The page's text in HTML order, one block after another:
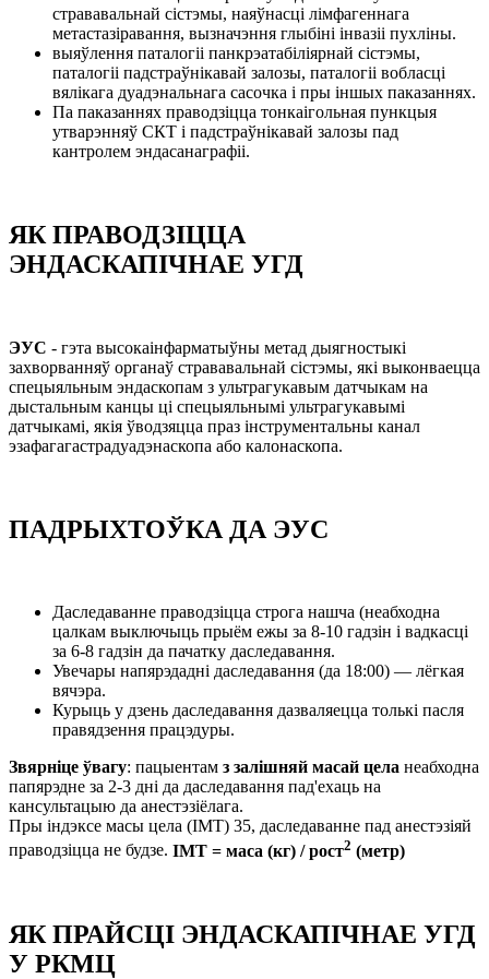
стрававальнай сістэмы, наяўнасці лімфагеннага
метастазіравання, вызначэння глыбіні інвазіі пухліны.
выяўлення паталогіі панкрэатабіліярнай сістэмы,
паталогіі падстраўнікавай залозы, паталогіі вобласці
вялікага дуадэнальнага сасочка і пры іншых паказаннях.
Па паказаннях праводзіцца тонкаігольная пункцыя
утварэнняў СКТ і падстраўнікавай залозы пад
кантролем эндасанаграфіі.
ЯК ПРАВОДЗІЦЦА
ЭНДАСКАПІЧНАЕ УГД
ЭУС - гэта высокаінфарматыўны метад дыягностыкі
захворванняў органаў стрававальнай сістэмы, які выконваецца
спецыяльным эндаскопам з ультрагукавым датчыкам на
дыстальным канцы ці спецыяльнымі ультрагукавымі
датчыкамі, якія ўводзяцца праз інструментальны канал
эзафагагастрадуадэнаскопа або калонаскопа.
ПАДРЫХТОЎКА ДА ЭУС
Даследаванне праводзіцца строга нашча (неабходна
цалкам выключыць прыём ежы за 8-10 гадзін і вадкасці
за 6-8 гадзін да пачатку даследавання.
Увечары напярэдадні даследавання (да 18:00) — лёгкая
вячэра.
Курыць у дзень даследавання дазваляецца толькі пасля
правядзення працэдуры.
Звярніце ўвагу: пацыентам з залішняй масай цела неабходна
папярэдне за 2-3 дні да даследавання пад'ехаць на
кансультацыю да анестэзіёлага.
Пры індэксе масы цела (ІМТ) 35, даследаванне пад анестэзіяй
праводзіцца не будзе. ІМТ = маса (кг) / рост2 (метр)
ЯК ПРАЙСЦІ ЭНДАСКАПІЧНАЕ УГД
У РКМЦ